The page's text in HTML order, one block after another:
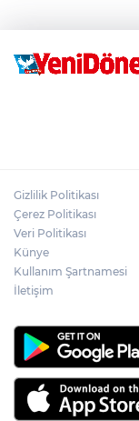
Gizlilik Politikası
Çerez Politikası
Veri Politikası
Künye
Kullanım Şartnamesi
İletişim